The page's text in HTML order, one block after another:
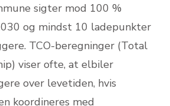
sigter mod 100 %
og mindst 10 ladepunkter
TCO-beregninger (Total
viser ofte, at elbiler
over levetiden, hvis
koordineres med